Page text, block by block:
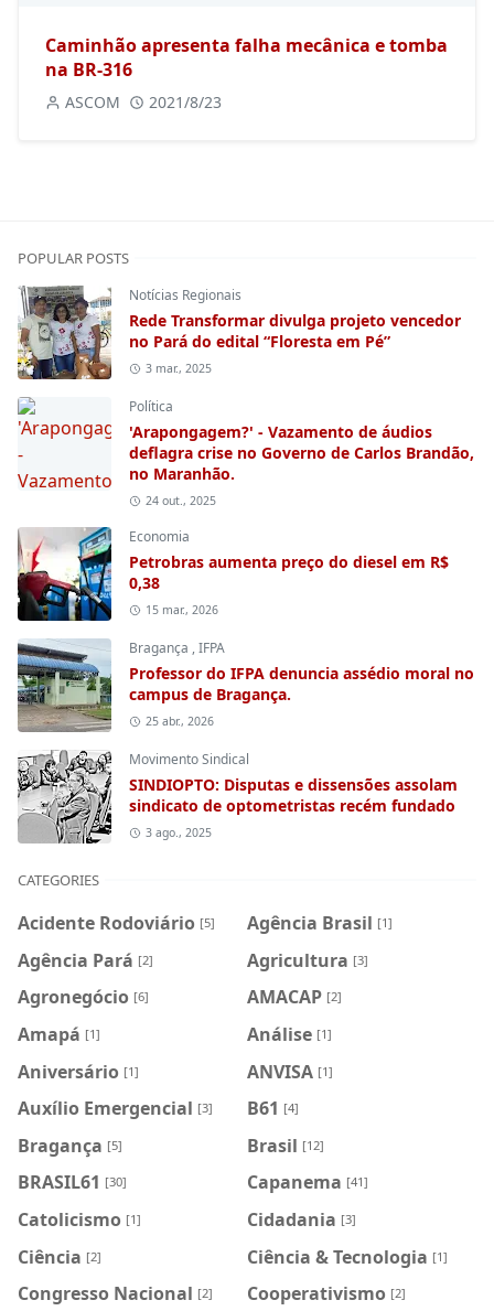
Caminhão apresenta falha mecânica e tomba
na BR-316
ASCOM 2021/8/23
POPULAR POSTS
Notícias Regionais
Rede Transformar divulga projeto vencedor
no Pará do edital “Floresta em Pé”
3 mar., 2025
Política
'Arapongagem?' - Vazamento de áudios
deflagra crise no Governo de Carlos Brandão,
no Maranhão.
24 out., 2025
Economia
Petrobras aumenta preço do diesel em R$
0,38
15 mar., 2026
Bragança ,IFPA
Professor do IFPA denuncia assédio moral no
campus de Bragança.
25 abr., 2026
Movimento Sindical
SINDIOPTO: Disputas e dissensões assolam
sindicato de optometristas recém fundado
3 ago., 2025
CATEGORIES
Acidente Rodoviário [5] Agência Brasil [1]
Agência Pará [2] Agricultura [3]
Agronegócio [6] AMACAP [2]
Amapá [1] Análise [1]
Aniversário [1] ANVISA [1]
Auxílio Emergencial [3] B61 [4]
Bragança [5] Brasil [12]
BRASIL61 [30] Capanema [41]
Catolicismo [1] Cidadania [3]
Ciência [2] Ciência & Tecnologia [1]
Congresso Nacional [2] Cooperativismo [2]